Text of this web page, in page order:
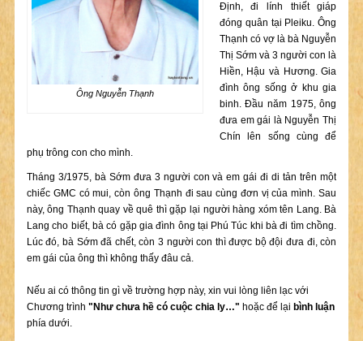
Ông Nguyễn Thạnh
Định, đi lính thiết giáp
đóng quân tại Pleiku. Ông
Thạnh có vợ là bà Nguyễn
Thị Sớm và 3 người con là
Hiền, Hậu và Hương. Gia
đình ông sống ở khu gia
binh. Đầu năm 1975, ông
đưa em gái là Nguyễn Thị
Chín lên sống cùng để
phụ trông con cho mình.
Tháng 3/1975, bà Sớm đưa 3 người con và em gái đi di tản trên một
chiếc GMC có mui, còn ông Thạnh đi sau cùng đơn vị của mình. Sau
này, ông Thạnh quay về quê thì gặp lại người hàng xóm tên Lang. Bà
Lang cho biết, bà có gặp gia đình ông tại Phú Túc khi bà đi tìm chồng.
Lúc đó, bà Sớm đã chết, còn 3 người con thì được bộ đội đưa đi, còn
em gái của ông thì không thấy đâu cả.
Nếu ai có thông tin gì về trường hợp này, xin vui lòng liên lạc với
Chương trình "Như chưa hề có cuộc chia ly…" hoặc để lại bình luận
phía dưới.